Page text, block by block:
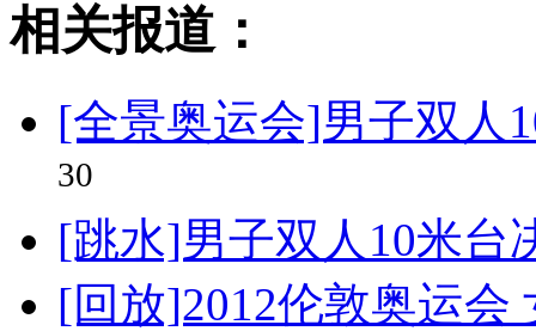
相关报道：
[全景奥运会]男子双人
30
[跳水]男子双人10米台
[回放]2012伦敦奥运会